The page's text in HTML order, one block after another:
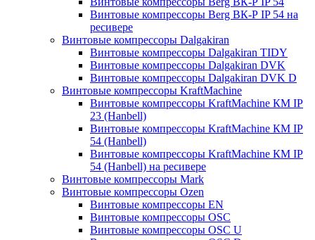
Винтовые компрессоры Berg ВК-Р IP 54 на
ресивере
Винтовые компрессоры Dalgakiran
Винтовые компрессоры Dalgakiran TIDY
Винтовые компрессоры Dalgakiran DVK
Винтовые компрессоры Dalgakiran DVK D
Винтовые компрессоры KraftMachine
Винтовые компрессоры KraftMachine КМ IP
23 (Hanbell)
Винтовые компрессоры KraftMachine КМ IP
54 (Hanbell)
Винтовые компрессоры KraftMachine КМ IP
54 (Hanbell) на ресивере
Винтовые компрессоры Mark
Винтовые компрессоры Ozen
Винтовые компрессоры EN
Винтовые компрессоры OSC
Винтовые компрессоры OSC U